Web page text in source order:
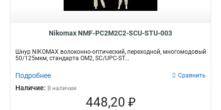
Nikomax NMF-PC2M2C2-SCU-STU-003
Шнур NIKOMAX волоконно-оптический, переходной, многомодовый
50/125мкм, стандарта ОМ2, SC/UPC-ST...
Подробнее Сравнить
Наличие: В наличии
448,20 ₽